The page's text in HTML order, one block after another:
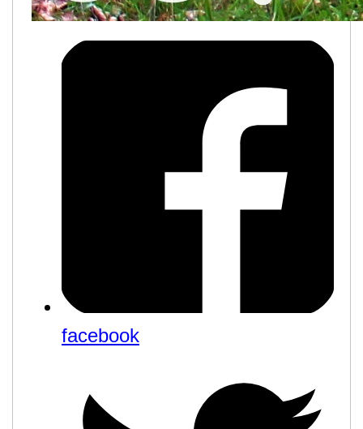
facebook